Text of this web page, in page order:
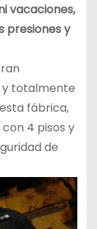
vacaciones,
presiones y
y totalmente
fábrica,
4 pisos y
de